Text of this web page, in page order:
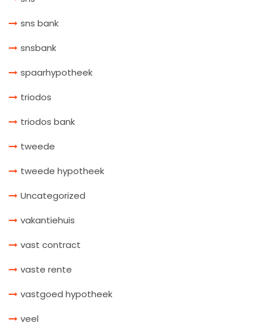
sns bank
snsbank
spaarhypotheek
triodos
triodos bank
tweede
tweede hypotheek
Uncategorized
vakantiehuis
vast contract
vaste rente
vastgoed hypotheek
veel